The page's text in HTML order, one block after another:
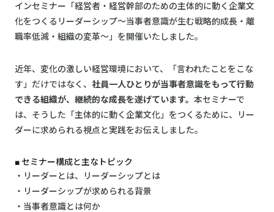
インセミナー「経営者・経営幹部のための主体的に動く企業文
化をつくるリーダーシップ～当事者意識が生む戦略的成長・離
職率低減・組織の変革～」を開催いたしました。
近年、変化の激しい経営環境において、「言われたことをこな
す」だけではなく、 社員一人ひとりが当事者意識をもって行動
できる組織が、継続的な成長を遂げています。 本セミナーで
は、そうした「主体的に動く企業文化」をつくるために、リー
ダーに求められる視点と実践をお伝えしました。
■ セミナー構成と主なトピック
・リーダーとは、リーダーシップとは
・リーダーシップが求められる背景
・当事者意識とは何か